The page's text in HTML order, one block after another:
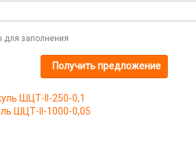
для заполнения
ШЦТ-II-250-0,1
ШЦТ-II-1000-0,05